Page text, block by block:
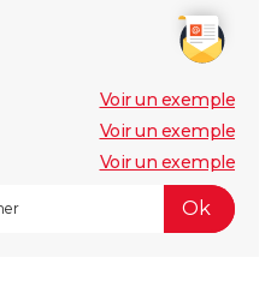
Voir un exemple
Voir un exemple
Voir un exemple